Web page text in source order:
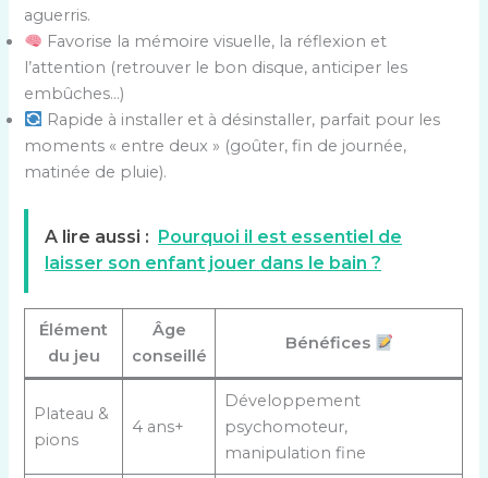
aguerris.
Favorise la mémoire visuelle, la réflexion et
l’attention (retrouver le bon disque, anticiper les
embûches…)
Rapide à installer et à désinstaller, parfait pour les
moments « entre deux » (goûter, fin de journée,
matinée de pluie).
A lire aussi :
Pourquoi il est essentiel de
laisser son enfant jouer dans le bain ?
Élément
du jeu
Âge
conseillé
Bénéfices
Plateau &
pions
4 ans+
Développement
psychomoteur,
manipulation fine